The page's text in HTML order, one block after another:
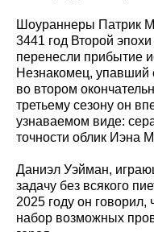
Шоураннеры Патрик
3441 год Второй
перенесли прибытие
Незнакомец, упавший
во втором
третьему сезону он
узнаваемом виде:
точности облик Иэна
Даниэл Уэйман,
задачу без всякого
2025 году он
набор возможных